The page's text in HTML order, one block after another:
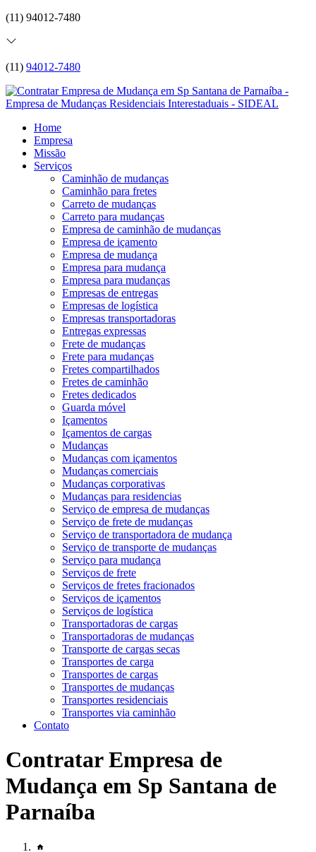
(11) 94012-7480
(11) 94012-7480
Home
Empresa
Missão
Serviços
Caminhão de mudanças
Caminhão para fretes
Carreto de mudanças
Carreto para mudanças
Empresa de caminhão de mudanças
Empresa de içamento
Empresa de mudança
Empresa para mudança
Empresa para mudanças
Empresas de entregas
Empresas de logística
Empresas transportadoras
Entregas expressas
Frete de mudanças
Frete para mudanças
Fretes compartilhados
Fretes de caminhão
Fretes dedicados
Guarda móvel
Içamentos
Içamentos de cargas
Mudanças
Mudanças com içamentos
Mudanças comerciais
Mudanças corporativas
Mudanças para residencias
Serviço de empresa de mudanças
Serviço de frete de mudanças
Serviço de transportadora de mudança
Serviço de transporte de mudanças
Serviço para mudança
Serviços de frete
Serviços de fretes fracionados
Serviços de içamentos
Serviços de logística
Transportadoras de cargas
Transportadoras de mudanças
Transporte de cargas secas
Transportes de carga
Transportes de cargas
Transportes de mudanças
Transportes residenciais
Transportes via caminhão
Contato
Contratar Empresa de
Mudança em Sp Santana de
Parnaíba